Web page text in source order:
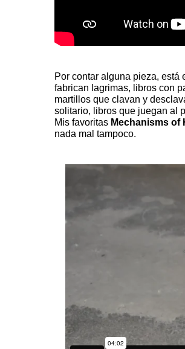
Por contar alguna pieza, está
fabrican lagrimas, libros con
martillos que clavan y
solitario, libros que juegan al
Mis favoritas Mechanisms of
nada mal tampoco.